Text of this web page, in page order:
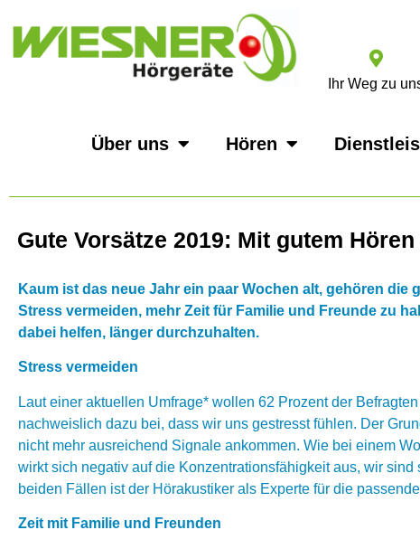
Ihr Weg zu
Über uns Hören
Gute Vorsätze 2019: Mit gutem
Kaum ist das neue Jahr ein paar Wochen alt, gehören
Stress vermeiden, mehr Zeit für Familie und Freunde zu
dabei helfen, länger durchzuhalten.
Stress vermeiden
Laut einer aktuellen Umfrage* wollen 62 Prozent der
nachweislich dazu bei, dass wir uns gestresst fühlen. Der
nicht mehr ausreichend Signale ankommen. Wie bei einem
wirkt sich negativ auf die Konzentrationsfähigkeit aus, wir
beiden Fällen ist der Hörakustiker als Experte für die
Zeit mit Familie und Freunden